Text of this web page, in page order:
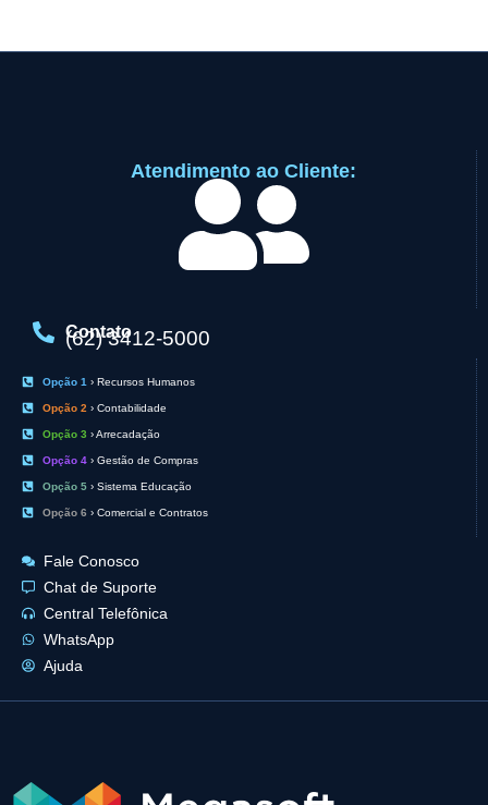
Atendimento ao Cliente:
Contato
(62) 3412-5000
Opção 1 › Recursos Humanos
Opção 2 › Contabilidade
Opção 3 › Arrecadação
Opção 4› Gestão de Compras
Opção 5› Sistema Educação
Opção 6 › Comercial e Contratos
Fale Conosco
Chat de Suporte
Central Telefônica
WhatsApp
Ajuda